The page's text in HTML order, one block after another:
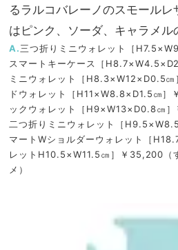
るラルコバレーノのスモール
はピンク、ソーダ、キャラメル
A.三つ折りミニウォレット［
スマートキーケース［
ミニウォレット［H8.3×W12×D0.5
ドウォレット［H11×W8.8×D1.5㎝］
ックウォレット［H9×W13×D0.8㎝
二つ折りミニウォレット［
マートWショルダーウォレット［
レットH10.5×W11.5㎝］￥35,200（
メ）